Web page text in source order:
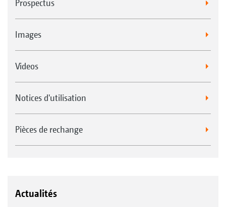
Prospectus
Images
Videos
Notices d'utilisation
Pièces de rechange
Actualités